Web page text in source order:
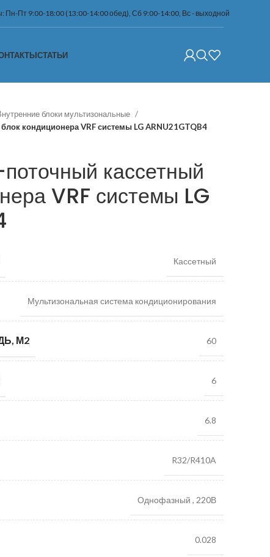
Пн-Пт 9:00-18:00 (13:00-14:00 обед), Сб 9:00-14:00, Вс - выходной
СТАТЬИ
блоки мультизональные
кондиционера VRF системы LG ARNU21GTQB4
кассетный
VRF системы LG
Кассетный
Мультизональная система кондиционирования
М2 60
6
6.8
R32/R410A
Однофазный , 220В
0.028